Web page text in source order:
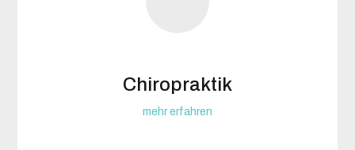
Chiropraktik
mehr erfahren